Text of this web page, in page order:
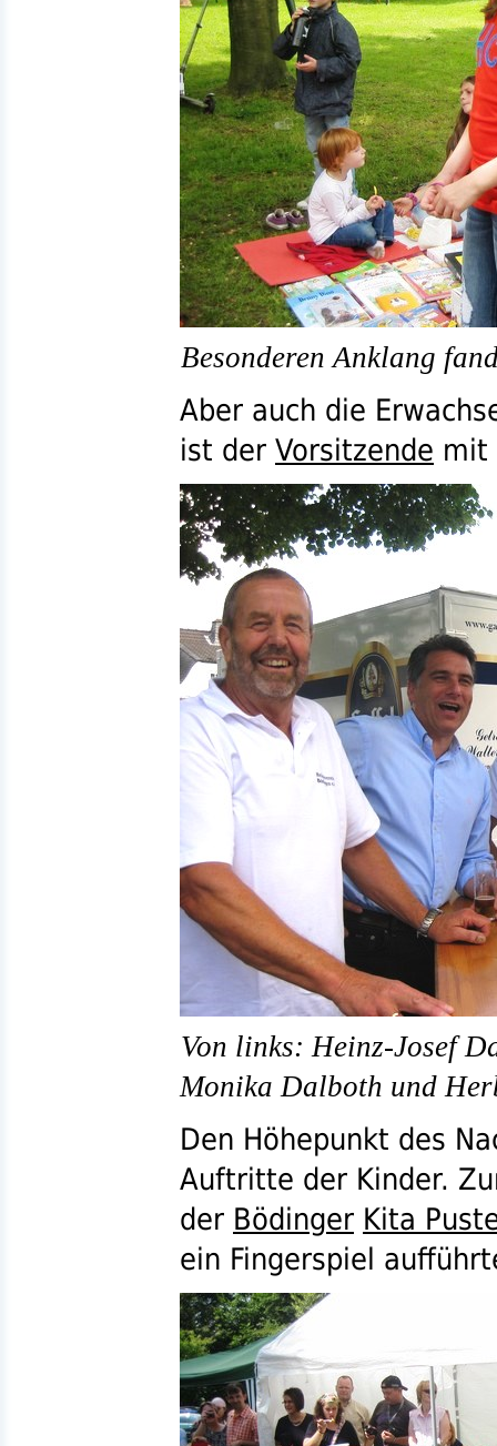
Besonderen Anklang
Aber auch die
ist der Vorsitzende mit
Von links: Heinz-Josef
Monika Dalboth und
Den Höhepunkt des
Auftritte der Kinder.
der Bödinger Kita
ein Fingerspiel